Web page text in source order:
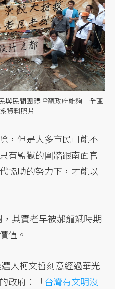
與民間團體呼籲政府能夠「全區
資料照片
，但是大多市民可能不
有監獄的圍牆跟南面官
協助的努力下，才能以
，其實老早被郝龍斌時期
值。
人柯文哲刻意經過華光
政府：「台灣有文明沒